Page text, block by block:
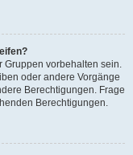
Gruppen vorbehalten sein.
oder andere Vorgänge
Berechtigungen. Frage
Berechtigungen.